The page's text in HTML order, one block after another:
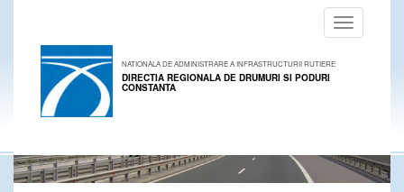
Toggle
navigation
NATIONALA DE ADMINISTRARE A INFRASTRUCTURII RUTIERE
DIRECTIA REGIONALA DE DRUMURI SI PODURI
CONSTANTA